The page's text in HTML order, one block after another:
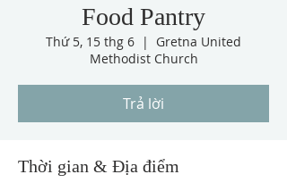
Food Pantry
Thứ 5, 15 thg 6
  |
Gretna United
Methodist Church
Trả lời
Thời gian & Địa điểm